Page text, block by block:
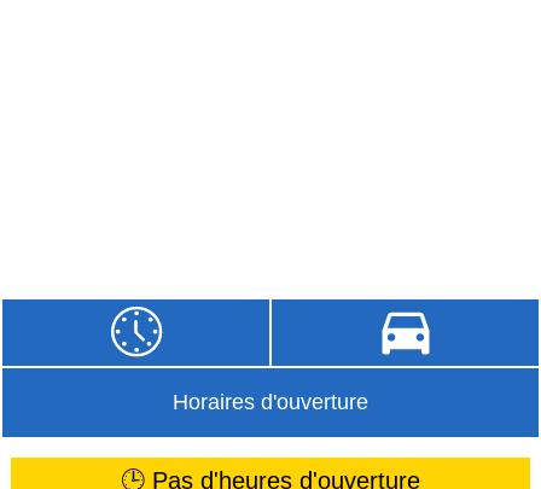
Horaires d'ouverture
🕒 Pas d'heures d'ouverture